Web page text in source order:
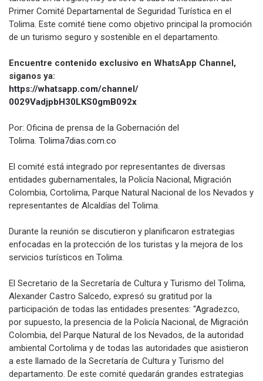
Primer Comité Departamental de Seguridad Turística en el
Tolima. Este comité tiene como objetivo principal la promoción
de un turismo seguro y sostenible en el departamento.
Encuentre contenido exclusivo en WhatsApp Channel,
siganos ya:
https://whatsapp.com/channel/
0029VadjpbH30LKS0gmB092x
Por: Oficina de prensa de la Gobernación del
Tolima. Tolima7dias.com.co
El comité está integrado por representantes de diversas
entidades gubernamentales, la Policía Nacional, Migración
Colombia, Cortolima, Parque Natural Nacional de los Nevados y
representantes de Alcaldías del Tolima.
Durante la reunión se discutieron y planificaron estrategias
enfocadas en la protección de los turistas y la mejora de los
servicios turísticos en Tolima.
El Secretario de la Secretaría de Cultura y Turismo del Tolima,
Alexander Castro Salcedo, expresó su gratitud por la
participación de todas las entidades presentes: “Agradezco,
por supuesto, la presencia de la Policía Nacional, de Migración
Colombia, del Parque Natural de los Nevados, de la autoridad
ambiental Cortolima y de todas las autoridades que asistieron
a este llamado de la Secretaría de Cultura y Turismo del
departamento. De este comité quedarán grandes estrategias